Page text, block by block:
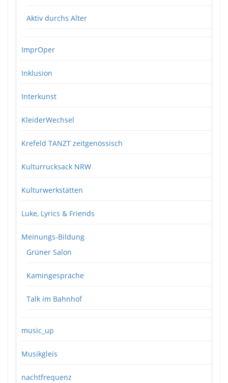
Aktiv durchs Alter
ImprOper
Inklusion
Interkunst
KleiderWechsel
Krefeld TANZT zeitgenössisch
Kulturrucksack NRW
Kulturwerkstätten
Luke, Lyrics & Friends
Meinungs-Bildung
Grüner Salon
Kamingespräche
Talk im Bahnhof
music_up
Musikgleis
nachtfrequenz